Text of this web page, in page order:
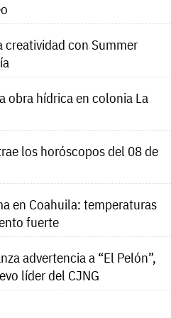
creatividad con Summer
obra hídrica en colonia La
los horóscopos del 08 de
en Coahuila: temperaturas
fuerte
advertencia a “El Pelón”,
líder del CJNG